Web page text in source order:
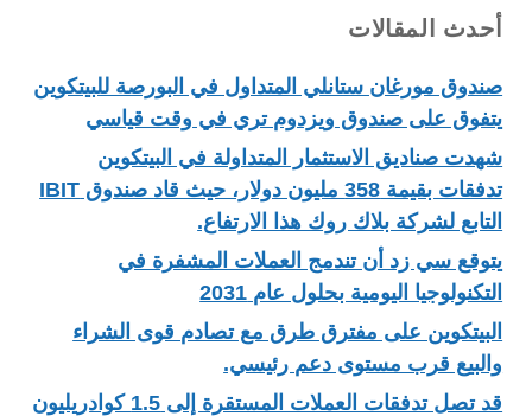
أحدث المقالات
صندوق مورغان ستانلي المتداول في البورصة للبيتكوين
يتفوق على صندوق ويزدوم تري في وقت قياسي
شهدت صناديق الاستثمار المتداولة في البيتكوين
تدفقات بقيمة 358 مليون دولار، حيث قاد صندوق IBIT
التابع لشركة بلاك روك هذا الارتفاع.
يتوقع سي زد أن تندمج العملات المشفرة في
التكنولوجيا اليومية بحلول عام 2031
البيتكوين على مفترق طرق مع تصادم قوى الشراء
والبيع قرب مستوى دعم رئيسي.
قد تصل تدفقات العملات المستقرة إلى 1.5 كوادريليون